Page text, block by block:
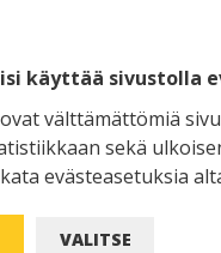
Tampereen
Nuutisarankatu 35
33900 Tampere
Puh. 010 2922 400
käyttää sivustolla
välttämättömiä
sekä
evästeasetuksia
VALITSE